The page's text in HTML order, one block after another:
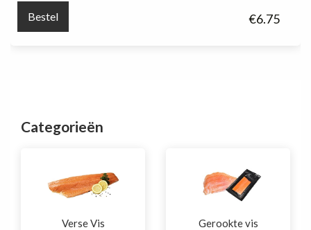
€6.75
0,5
LBestel
Categorieën
Verse Vis Gerookte vis